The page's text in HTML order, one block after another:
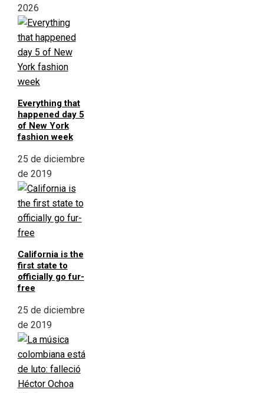
2026
Everything that
happened day 5
of New York
fashion week
25 de diciembre
de 2019
California is the
first state to
officially go fur-
free
25 de diciembre
de 2019